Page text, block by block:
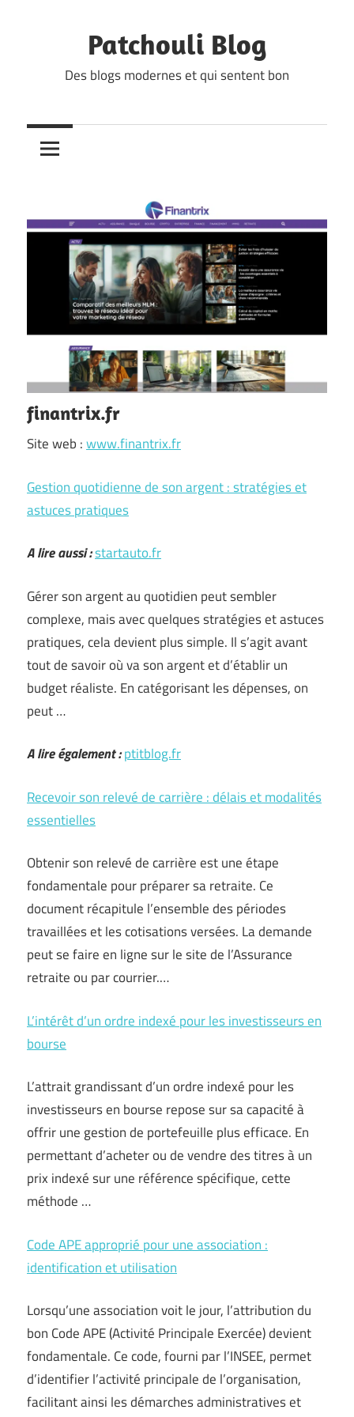
Patchouli Blog
Des blogs modernes et qui sentent bon
finantrix.fr
Site web :www.finantrix.fr
Gestion quotidienne de son argent : stratégies et
astuces pratiques
A lire aussi :startauto.fr
Gérer son argent au quotidien peut sembler
complexe, mais avec quelques stratégies et astuces
pratiques, cela devient plus simple. Il s’agit avant
tout de savoir où va son argent et d’établir un
budget réaliste. En catégorisant les dépenses, on
peut …
A lire également :ptitblog.fr
Recevoir son relevé de carrière : délais et modalités
essentielles
Obtenir son relevé de carrière est une étape
fondamentale pour préparer sa retraite. Ce
document récapitule l’ensemble des périodes
travaillées et les cotisations versées. La demande
peut se faire en ligne sur le site de l’Assurance
retraite ou par courrier.…
L’intérêt d’un ordre indexé pour les investisseurs en
bourse
L’attrait grandissant d’un ordre indexé pour les
investisseurs en bourse repose sur sa capacité à
offrir une gestion de portefeuille plus efficace. En
permettant d’acheter ou de vendre des titres à un
prix indexé sur une référence spécifique, cette
méthode …
Code APE approprié pour une association :
identification et utilisation
Lorsqu’une association voit le jour, l’attribution du
bon Code APE (Activité Principale Exercée) devient
fondamentale. Ce code, fourni par l’INSEE, permet
d’identifier l’activité principale de l’organisation,
facilitant ainsi les démarches administratives et